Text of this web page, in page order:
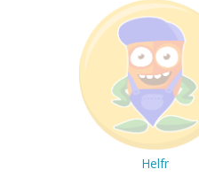
Helfr